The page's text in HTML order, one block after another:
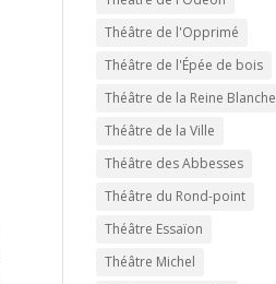
Théâtre de l'Opprimé
Théâtre de l'Épée de bois
Théâtre de la Reine Blanche
Théâtre de la Ville
Théâtre des Abbesses
Théâtre du Rond-point
Théâtre Essaïon
Théâtre Michel